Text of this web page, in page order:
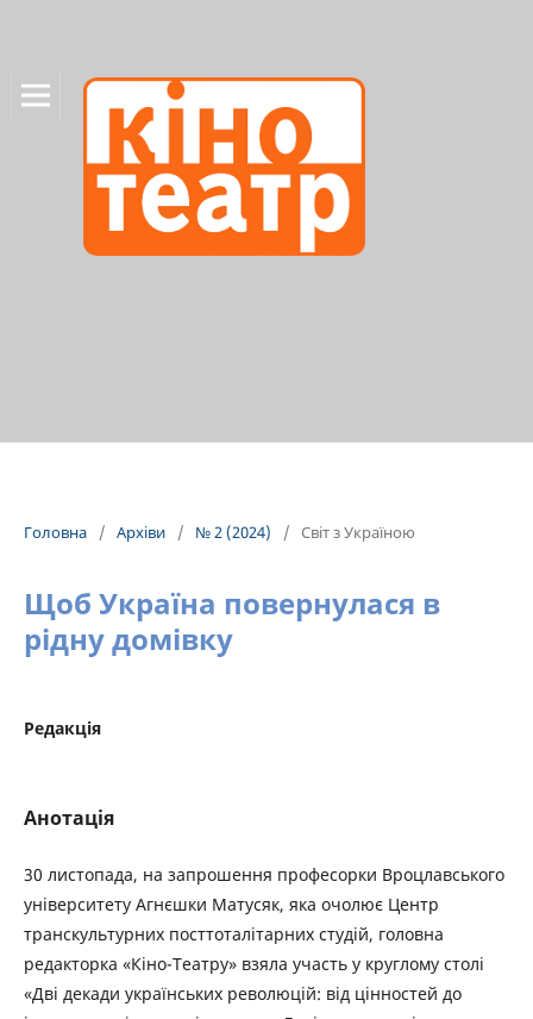
Головна / Архіви / № 2 (2024) / Світ з Україною
Щоб Україна повернулася в
рідну домівку
Редакція
Анотація
30 листопада, на запрошення професорки Вроцлавського
університету Агнєшки Матусяк, яка очолює Центр
транскультурних посттоталітарних студій, головна
редакторка «Кіно-Театру» взяла участь у круглому столі
«Дві декади українських революцій: від цінностей до